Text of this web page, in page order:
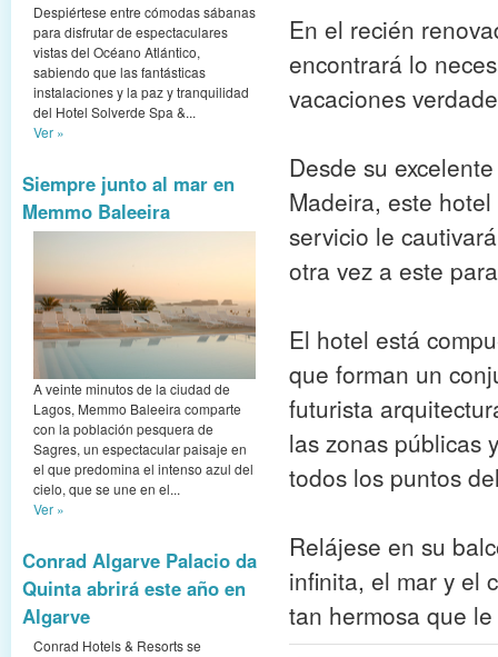
Despiértese entre cómodas sábanas
para disfrutar de espectaculares
vistas del Océano Atlántico,
sabiendo que las fantásticas
instalaciones y la paz y tranquilidad
del Hotel Solverde Spa &...
Ver »
Siempre junto al mar en
Memmo Baleeira
A veinte minutos de la ciudad de
Lagos, Memmo Baleeira comparte
con la población pesquera de
Sagres, un espectacular paisaje en
el que predomina el intenso azul del
cielo, que se une en el...
Ver »
Conrad Algarve Palacio da
Quinta abrirá este año en
Algarve
Conrad Hotels & Resorts se
En el recién
encontrará lo
vacaciones
Desde su
Madeira, este
servicio le
otra vez a este
El hotel está
que forman un
futurista
las zonas públicas
todos los puntos
Relájese en su
infinita, el mar y el
tan hermosa que